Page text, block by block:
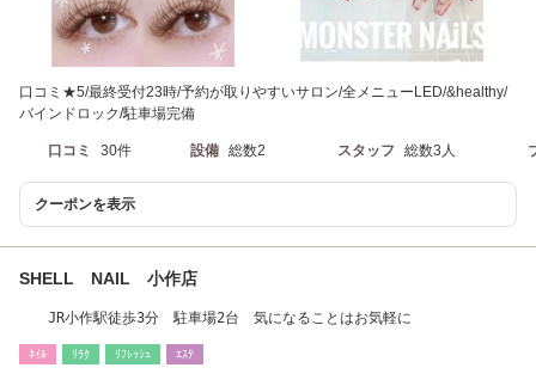
口コミ★5/最終受付23時/予約が取りやすいサロン/全メニューLED/&healthy/
バインドロック/駐車場完備
口コミ 30件 設備 総数2 スタッフ 総数3人
クーポンを表示
SHELL NAIL 小作店
JR小作駅徒歩3分 駐車場2台 気になることはお気軽に
ﾈｲﾙ ﾘﾗｸ ﾘﾌﾚｯｼｭ ｴｽﾃ